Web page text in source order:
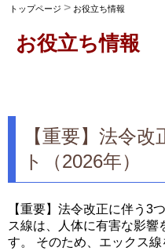
トップページ お役立ち情報
お役立ち情報
【重要】法令
ト（2026年）
【重要】法令改正に伴う3
ス線は、人体に有害な影
す。 そのため、エックス